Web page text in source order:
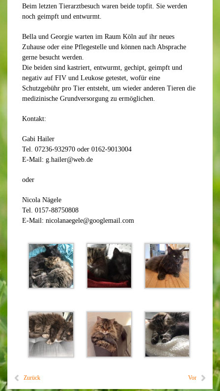
Beim letzten Tierarztbesuch waren beide topfit. Sie werden
noch geimpft und entwurmt.
Bella und Georgie warten im Raum Köln auf ihr neues
Zuhause oder eine Pflegestelle und können nach Absprache
gerne besucht werden.
Die beiden sind kastriert, entwurmt, gechipt, geimpft und
negativ auf FIV und Leukose getestet, wofür eine
Schutzgebühr pro Tier entsteht, um wieder anderen Tieren die
medizinische Grundversorgung zu ermöglichen.
Kontakt:
Gabi Hailer
Tel. 07236-932970 oder 0162-9013004
E-Mail: g.hailer@web.de
oder
Nicola Nägele
Tel. 0157-88750808
E-Mail: nicolanaegele@googlemail.com
Zurück Vor